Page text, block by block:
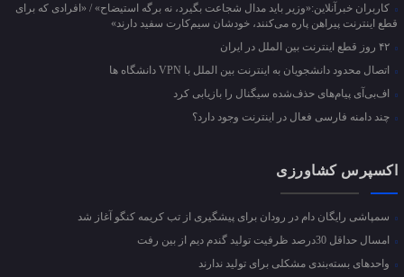
کاربران خبرآنلاین:«وزیر باید مدال شجاعت بگیرد، نه برگه استیضاح» / «افرادی که برای
قطع اینترنت پیراهن پاره می‌کنند، خودشان سیم‌کارت سفید دارند»
اتصال محدود دانشجویان به اینترنت بین الملل با VPN دانشگاه ها
اف‌بی‌آی پیام‌های حذف‌شده سیگنال را بازیابی کرد
چند دامنه فارسی فعال در اینترنت وجود دارد؟
اکسپرس کشاورزی
سمپاشی رایگان دام در رودان برای پیشگیری از تب کریمه کنگو آغاز شد
امسال حداقل 30درصد ظرفیت تولید گندم دیم از بین رفت
واحد‌های بسته‌بندی مشکلی برای تولید ندارند